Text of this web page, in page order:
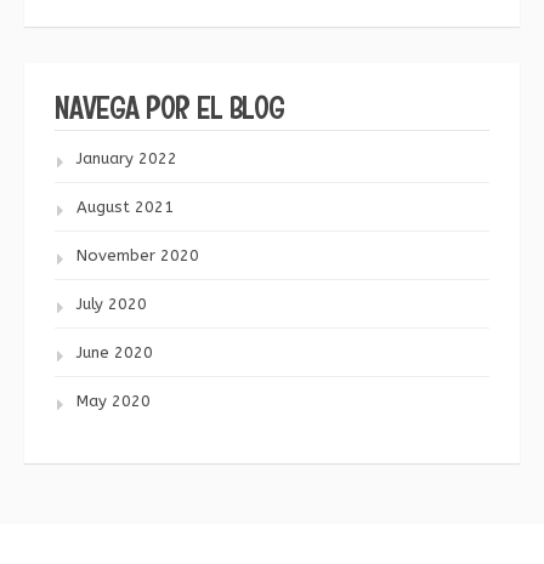
NAVEGA POR EL BLOG
January 2022
August 2021
November 2020
July 2020
June 2020
May 2020